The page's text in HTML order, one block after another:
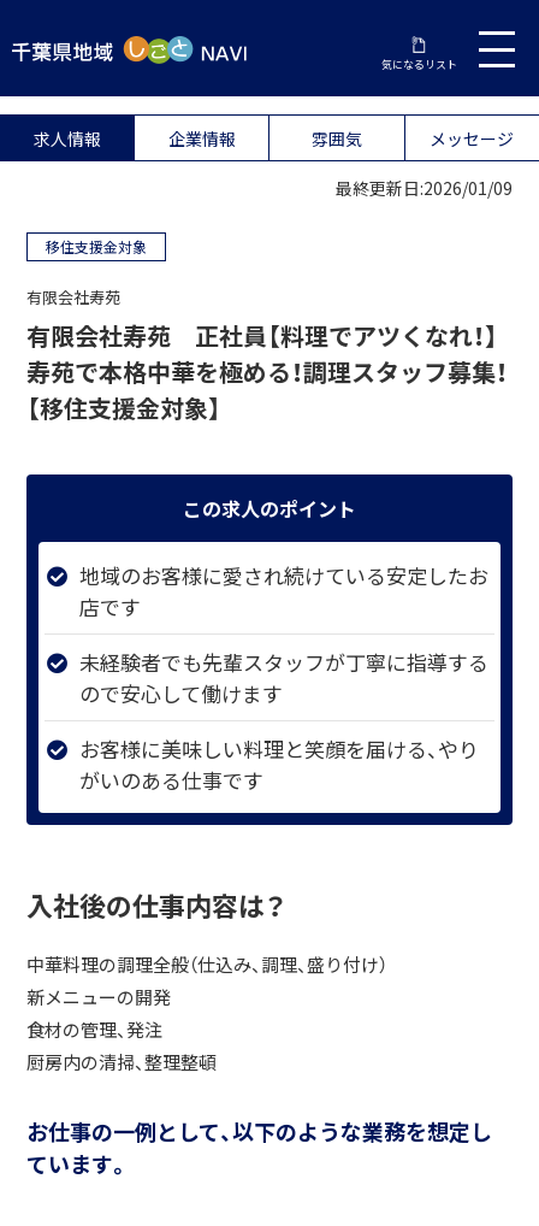
気になるリスト
求人情報 企業情報 雰囲気 メッセージ
最終更新日:2026/01/09
移住支援金対象
有限会社寿苑
有限会社寿苑 正社員【料理でアツくなれ！】
寿苑で本格中華を極める！調理スタッフ募集！
【移住支援金対象】
この求人のポイント
地域のお客様に愛され続けている安定したお
店です
未経験者でも先輩スタッフが丁寧に指導する
ので安心して働けます
お客様に美味しい料理と笑顔を届ける、やり
がいのある仕事です
入社後の仕事内容は？
中華料理の調理全般（仕込み、調理、盛り付け）
新メニューの開発
食材の管理、発注
厨房内の清掃、整理整頓
お仕事の一例として、以下のような業務を想定し
ています。